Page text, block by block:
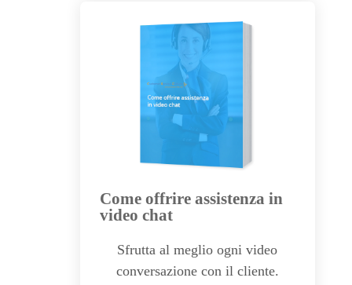
Come offrire assistenza in
video chat
Sfrutta al meglio ogni video
conversazione con il cliente.